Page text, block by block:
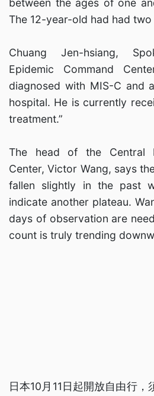
between the ages of one
The 12-year-old had had two
Chuang Jen-hsiang,
Epidemic Command
diagnosed with MIS-C and
hospital. He is currently
treatment.”
The head of the Central
Center, Victor Wang, says
fallen slightly in the past
indicate another plateau.
days of observation are
count is truly trending
日本10月11日起開放自由行，